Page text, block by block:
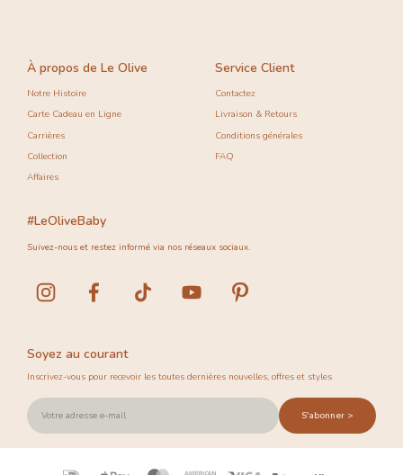
À propos de Le Olive
Notre Histoire
Carte Cadeau en Ligne
Carrières
Collection
Affaires
Service Client
Contactez
Livraison & Retours
Conditions générales
FAQ
Soyez au courant
Inscrivez-vous pour recevoir les toutes dernières nouvelles, offres et styles
S'abonner >
#LeOliveBaby
Suivez-nous et restez informé via nos réseaux sociaux.